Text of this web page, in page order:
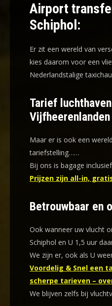
Airport
Schiphol:
Er zit een wereld van
kies daarom voor een
Nederlandstalige
Tarief
Maar er is ook een
tariefstelling……
Bij ons is bagage
Prijzen zijn all-in,
Betrouwbaar en
Ook wanneer uw vlucht
Schiphol en U 1,5 uur
We zijn er, ook als U
Voordelig & Snel een
scherpe tarieven –
We blijven zelfs bij